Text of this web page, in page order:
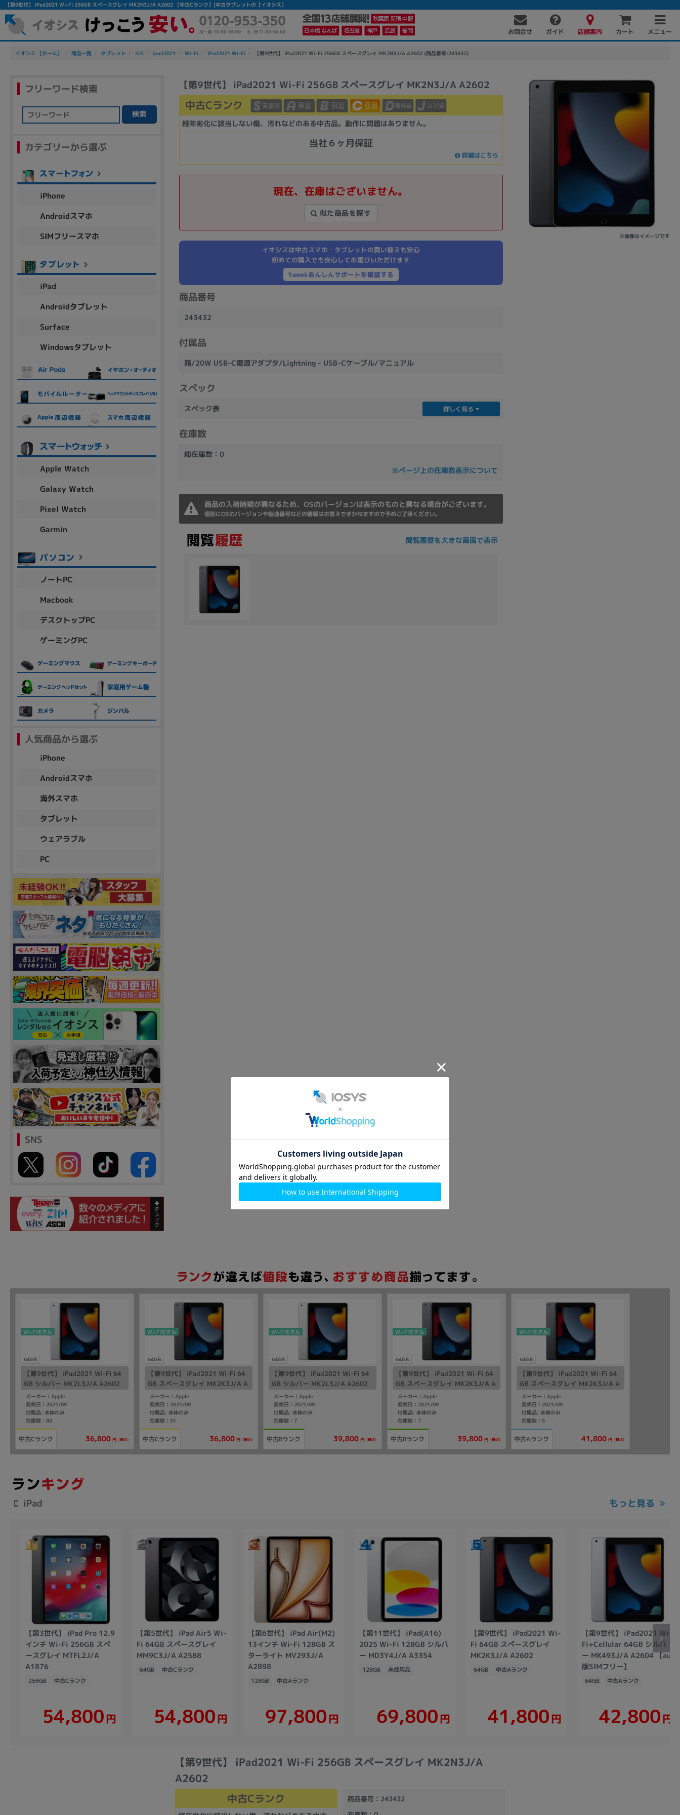
【第9世代】 iPad2021 Wi-Fi 256GB スペースグレイ MK2N3J/A A2602 【中古Cランク】|中古タブレットの【イオシス】
お問合せ ガイド 店舗案内 カート メニュー
イオシス 【ホーム】 商品一覧 タブレット iOS ipad2021 Wi-Fi iPad2021 Wi-Fi 【第9世代】 iPad2021 Wi-Fi 256GB スペースグレイ MK2N3J/A A2602 (商品番号:243432)
【第9世代】 iPad2021 Wi-Fi 256GB スペースグレイ MK2N3J/A A2602
※画像はイメージです
中古Cランク
経年劣化に該当しない傷、汚れなどのある中古品。動作に問題はありません。
当社６ヶ月保証
詳細はこちら
現在、在庫はございません。
似た商品を探す
イオシスは中古スマホ・タブレットの買い替えも安心
初めての購入でも安心してお選びいただけます
1weekあんしんサポートを確認する
商品番号
243432
付属品
箱/20W USB-C電源アダプタ/Lightning - USB-Cケーブル/マニュアル
スペック
スペック表 詳しく見る
在庫数
総在庫数：0
※ページ上の在庫数表示について
商品の入荷時期が異なるため、OSのバージョンは表示のものと異なる場合がございます。
個別にOSのバージョンや製造番号などの情報はお答えできかねますので予めご了承ください。
閲覧履歴を大きな画面で表示
フリーワード検索
検索
カテゴリーから選ぶ
iPhone
Androidスマホ
SIMフリースマホ
iPad
Androidタブレット
Surface
Windowsタブレット
Apple Watch
Galaxy Watch
Pixel Watch
Garmin
ノートPC
Macbook
デスクトップPC
ゲーミングPC
人気商品から選ぶ
iPhone
Androidスマホ
海外スマホ
タブレット
ウェアラブル
PC
SNS
64GB
Wi-Fiモデル
【第9世代】 iPad2021 Wi-Fi 64
GB シルバー MK2L3J/A A2602
メーカー：Apple
発売日：2021/09
付属品: 本体のみ
在庫数：80
中古Cランク 36,800 円 (税込)
64GB
Wi-Fiモデル
【第9世代】 iPad2021 Wi-Fi 64
GB スペースグレイ MK2K3J/A A
2602
メーカー：Apple
発売日：2021/09
付属品: 本体のみ
在庫数：51
中古Cランク 36,800 円 (税込)
64GB
Wi-Fiモデル
【第9世代】 iPad2021 Wi-Fi 64
GB シルバー MK2L3J/A A2602
メーカー：Apple
発売日：2021/09
付属品: 本体のみ
在庫数：7
中古Bランク 39,800 円 (税込)
64GB
Wi-Fiモデル
【第9世代】 iPad2021 Wi-Fi 64
GB スペースグレイ MK2K3J/A A
2602
メーカー：Apple
発売日：2021/09
付属品: 本体のみ
在庫数：7
中古Bランク 39,800 円 (税込)
64GB
Wi-Fiモデル
【第9世代】 iPad2021 Wi-Fi 64
GB スペースグレイ MK2K3J/A A
2602
メーカー：Apple
発売日：2021/09
付属品: 本体のみ
在庫数：5
中古Aランク 41,800 円 (税込)
iPad もっと見る
【第3世代】 iPad Pro 12.9
インチ Wi-Fi 256GB スペ
ースグレイ MTFL2J/A
A1876
256GB 中古Cランク
54,800円
【第5世代】 iPad Air5 Wi-
Fi 64GB スペースグレイ
MM9C3J/A A2588
64GB 中古Cランク
54,800円
【第6世代】 iPad Air(M2)
13インチ Wi-Fi 128GB ス
ターライト MV293J/A
A2898
128GB 中古Aランク
97,800円
【第11世代】 iPad(A16)
2025 Wi-Fi 128GB シルバ
ー MD3Y4J/A A3354
128GB 未使用品
69,800円
【第9世代】 iPad2021 Wi-
Fi 64GB スペースグレイ
MK2K3J/A A2602
64GB 中古Aランク
41,800円
【第9世代】 iPad2021 Wi-
Fi+Cellular 64GB シルバ
ー MK493J/A A2604 【au
版SIMフリー】
64GB 中古Aランク
42,800円
【第9世代】 iPad2021 Wi-Fi 256GB スペースグレイ MK2N3J/A
A2602
中古Cランク 商品番号：243432
かんたんパソコン検索に切り替える
除外ワード
人気の検索ワード：Let's note EliteBook
カテゴリー
商品ジャンルの絞り込み
PC周辺機器
商品シリーズ名・ブランド名の絞り込み。
aspire Inspiron
メーカー
Apple SONY TOSHIBA
Asus HP
商品の搭載機能による絞り込み
Webカメラ内蔵
DVDスーパーマルチ その他
ランク
商品状態の絞り込み
新品/未使用 中古 新品
MacOS ChromeOS
メモリ
容量
~
円 ～
各項目のチェックボックスは「or検索」となります。